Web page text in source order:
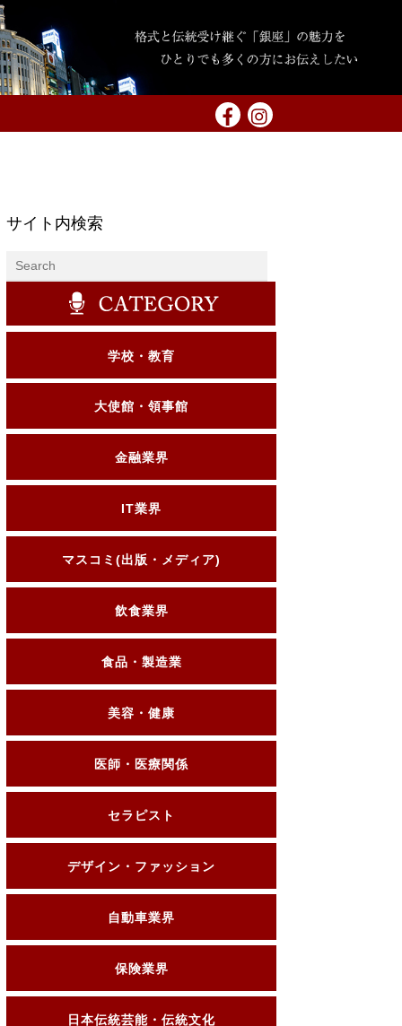
サイト内検索
学校・教育
大使館・領事館
金融業界
IT業界
マスコミ(出版・メディア)
飲食業界
食品・製造業
美容・健康
医師・医療関係
セラピスト
デザイン・ファッション
自動車業界
保険業界
日本伝統芸能・伝統文化